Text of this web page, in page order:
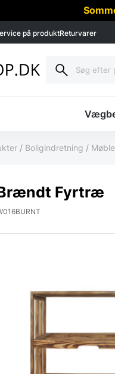
på produktReturvarer
/ Boligindretning /
Brændt Fyrtræ